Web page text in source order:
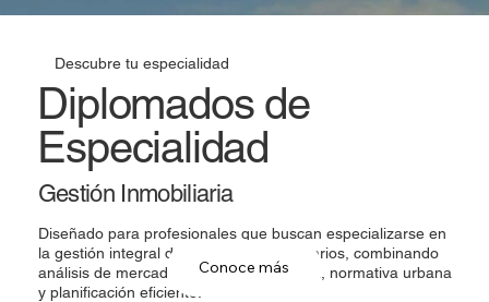
Descubre tu especialidad
Diplomados de
Especialidad
Gestión Inmobiliaria​
Diseñado para profesionales que buscan especializarse en
la gestión integral de proyectos inmobiliarios, combinando
análisis de mercado, viabilidad financiera, normativa urbana
y planificación eficiente.
Conoce más